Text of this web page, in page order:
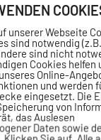
ins 20 Grad
galt es die
Gut mit
Feldes
unserer Webseite
sind notwendig
sind nicht
Cookies helfen
Online-
und werden
eingesetzt. Die
von
das Auslesen
Daten sowie